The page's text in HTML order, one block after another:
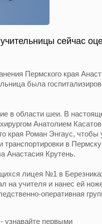
сейчас
Пермского края
была
в области шеи. В
Анатолием
края Роман Энгаус,
транспортировки в
Анастасия Крутень.
лицея №1 в
на учителя и нанес ей
оперативная
узнавайте первыми